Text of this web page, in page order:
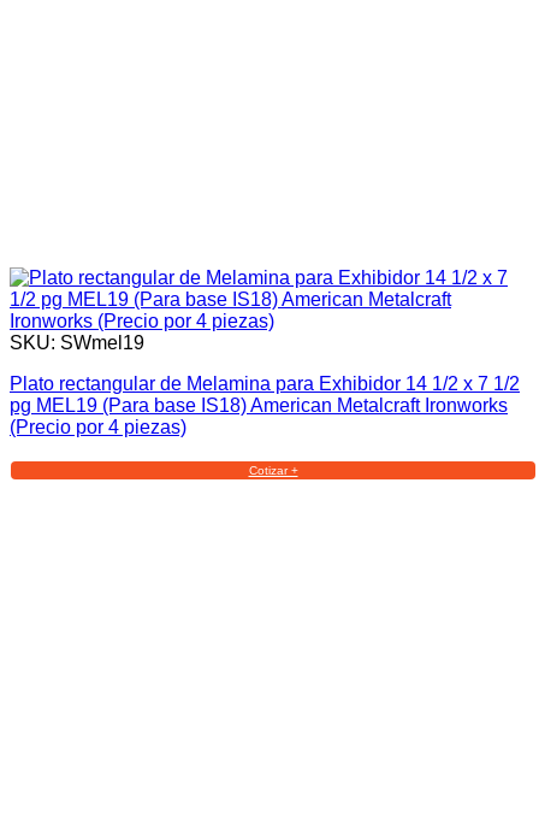
SKU: SWmel19
Plato rectangular de Melamina para Exhibidor 14 1/2 x 7 1/2
pg MEL19 (Para base IS18) American Metalcraft Ironworks
(Precio por 4 piezas)
Cotizar +